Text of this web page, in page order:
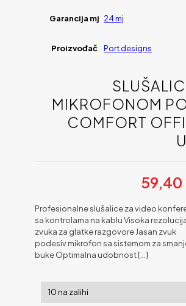
Garancija mj 24 mj
Proizvođač Port designs
MIKROFONOM
COMFORT
59,40
Profesionalne slušalice za video
sa kontrolama na kablu Visoka
zvuka za glatke razgovore Jasan zvuk
podesiv mikrofon sa sistemom za
buke Optimalna udobnost[…]
10 na zalihi